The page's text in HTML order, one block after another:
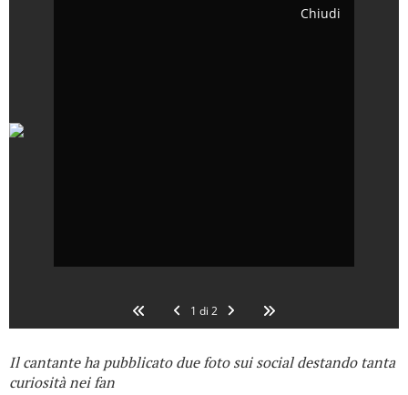
Chiudi
1 di 2
Il cantante ha pubblicato due foto sui social destando tanta
curiosità nei fan